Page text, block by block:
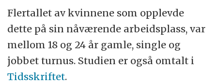
Flertallet av kvinnene som opplevde
dette på sin nåværende arbeidsplass, var
mellom 18 og 24 år gamle, single og
jobbet turnus. Studien er også omtalt i
Tidsskriftet.